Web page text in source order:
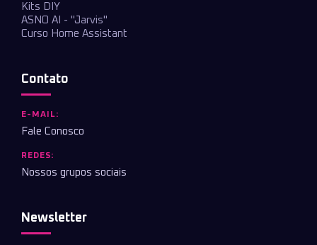
Kits DIY
ASNO AI - "Jarvis"
Curso Home Assistant
Contato
E-MAIL:
Fale Conosco
REDES:
Nossos grupos sociais
Newsletter